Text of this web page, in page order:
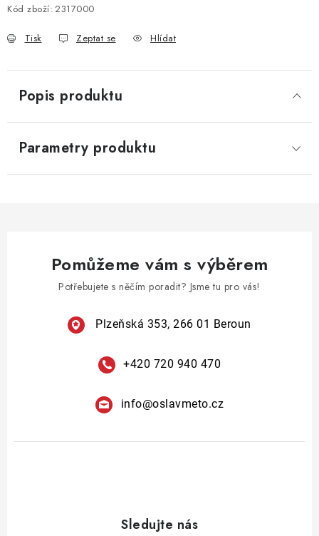
Kód zboží: 2317000
Tisk Zeptat se Hlídat
Popis produktu
Parametry produktu
Pomůžeme vám s výběrem
Potřebujete s něčím poradit? Jsme tu pro vás!
Plzeňská 353, 266 01 Beroun
+420 720 940 470
info@oslavmeto.cz